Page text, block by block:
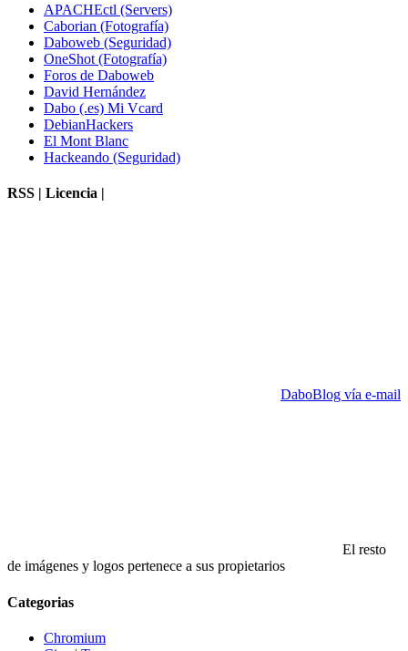
APACHEctl (Servers)
Caborian (Fotografía)
Daboweb (Seguridad)
OneShot (Fotografía)
Foros de Daboweb
David Hernández
Dabo (.es) Mi Vcard
DebianHackers
El Mont Blanc
Hackeando (Seguridad)
RSS | Licencia |
DaboBlog vía e-mail
El resto
de imágenes y logos pertenece a sus propietarios
Categorias
Chromium